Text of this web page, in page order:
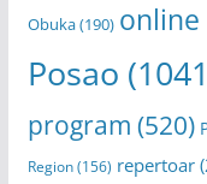
Obuka(190) online
Posao
program (520)
Region(156) repertoar